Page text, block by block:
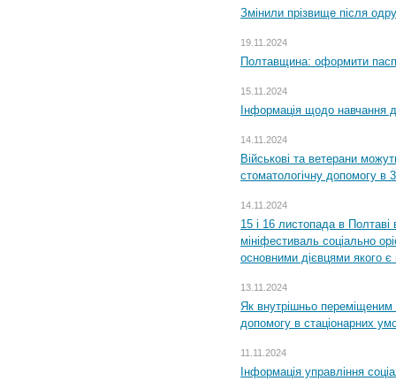
Змінили прізвище після
19.11.2024
Полтавщина: оформити
15.11.2024
Інформація щодо навчання
14.11.2024
Військові та ветерани
стоматологічну допомогу в
14.11.2024
15 і 16 листопада в
мініфестиваль соціально
основними дієвцями якого є
13.11.2024
Як внутрішньо переміщеним
допомогу в стаціонарних
11.11.2024
Інформація управління